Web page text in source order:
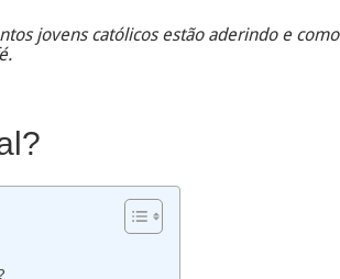
jovens católicos estão aderindo e como